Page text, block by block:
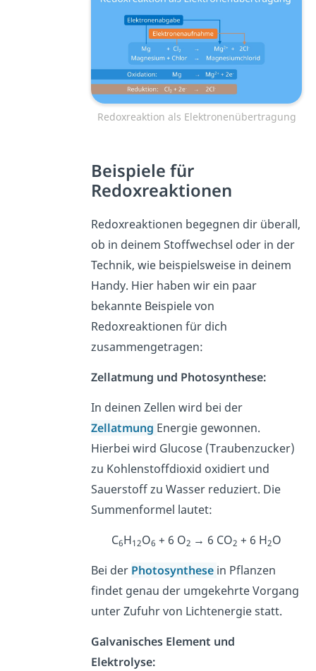
Redoxreaktion als Elektronenübertragung
Beispiele für
Redoxreaktionen
Redoxreaktionen begegnen dir überall,
ob in deinem Stoffwechsel oder in der
Technik, wie beispielsweise in deinem
Handy. Hier haben wir ein paar
bekannte Beispiele von
Redoxreaktionen für dich
zusammengetragen:
Zellatmung und Photosynthese:
In deinen Zellen wird bei der
Zellatmung Energie gewonnen.
Hierbei wird Glucose (Traubenzucker)
zu Kohlenstoffdioxid oxidiert und
Sauerstoff zu Wasser reduziert. Die
Summenformel lautet:
C6H12O6 + 6 O2 → 6 CO2 + 6 H2O
Bei der Photosynthese in Pflanzen
findet genau der umgekehrte Vorgang
unter Zufuhr von Lichtenergie statt.
Galvanisches Element und
Elektrolyse: